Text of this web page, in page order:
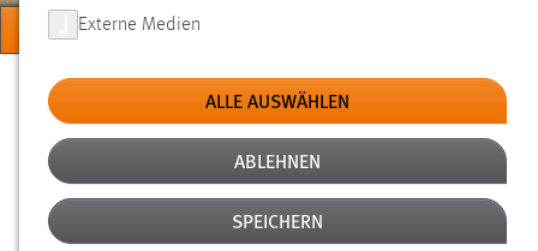
Sie sind hier:
Professorinnen und Professoren Neumann
FORSCHUNG
Externe Medien
ALLE AUSWÄHLEN
ABLEHNEN
SPEICHERN